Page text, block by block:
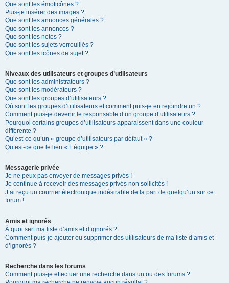
Que sont les émoticônes ?
Puis-je insérer des images ?
Que sont les annonces générales ?
Que sont les annonces ?
Que sont les notes ?
Que sont les sujets verrouillés ?
Que sont les icônes de sujet ?
Niveaux des utilisateurs et groupes d’utilisateurs
Que sont les administrateurs ?
Que sont les modérateurs ?
Que sont les groupes d’utilisateurs ?
Où sont les groupes d’utilisateurs et comment puis-je en rejoindre un ?
Comment puis-je devenir le responsable d’un groupe d’utilisateurs ?
Pourquoi certains groupes d’utilisateurs apparaissent dans une couleur
différente ?
Qu’est-ce qu’un « groupe d’utilisateurs par défaut » ?
Qu’est-ce que le lien « L’équipe » ?
Messagerie privée
Je ne peux pas envoyer de messages privés !
Je continue à recevoir des messages privés non sollicités !
J’ai reçu un courrier électronique indésirable de la part de quelqu’un sur ce
forum !
Amis et ignorés
À quoi sert ma liste d’amis et d’ignorés ?
Comment puis-je ajouter ou supprimer des utilisateurs de ma liste d’amis et
d’ignorés ?
Recherche dans les forums
Comment puis-je effectuer une recherche dans un ou des forums ?